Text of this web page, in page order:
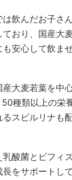
飲んだお子さ
ており、国産大
安心して飲ま
産大麦若葉を中
種類以上の栄
スピルリナも
酸菌とビフィ
長をサポートし